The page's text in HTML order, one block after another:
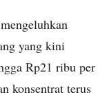
yang kini
Rp21 ribu per
konsentrat terus